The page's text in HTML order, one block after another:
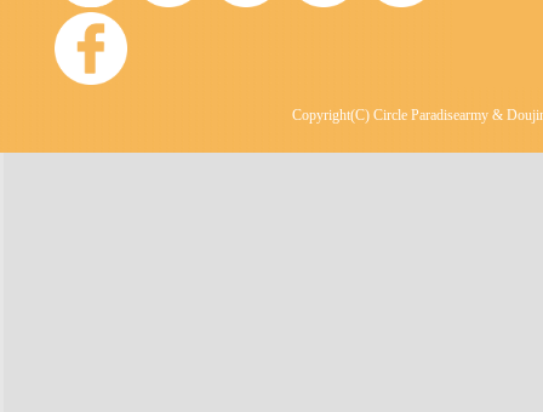
Copyright(C) Circle Paradisearmy &